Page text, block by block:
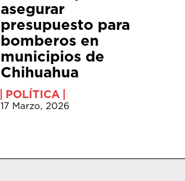
asegurar
presupuesto para
bomberos en
municipios de
Chihuahua
POLÍTICA
17 Marzo, 2026